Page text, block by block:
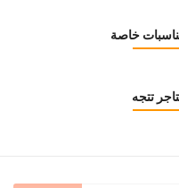
خاصة
تتجه